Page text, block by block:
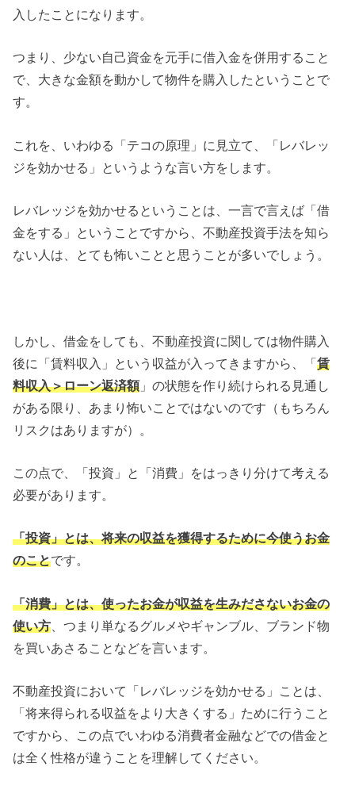
入したことになります。
つまり、少ない自己資金を元手に借入金を併用すること
で、大きな金額を動かして物件を購入したということで
す。
これを、いわゆる「テコの原理」に見立て、「レバレッ
ジを効かせる」というような言い方をします。
レバレッジを効かせるということは、一言で言えば「借
金をする」ということですから、不動産投資手法を知ら
ない人は、とても怖いことと思うことが多いでしょう。
しかし、借金をしても、不動産投資に関しては物件購入
後に「賃料収入」という収益が入ってきますから、「賃
料収入＞ローン返済額」の状態を作り続けられる見通し
がある限り、あまり怖いことではないのです（もちろん
リスクはありますが）。
この点で、「投資」と「消費」をはっきり分けて考える
必要があります。
「投資」とは、将来の収益を獲得するために今使うお金
のことです。
「消費」とは、使ったお金が収益を生みださないお金の
使い方 、つまり単なるグルメやギャンブル、ブランド物
を買いあさることなどを言います。
不動産投資において「レバレッジを効かせる」ことは、
「将来得られる収益をより大きくする」ために行うこと
ですから、この点でいわゆる消費者金融などでの借金と
は全く性格が違うことを理解してください。